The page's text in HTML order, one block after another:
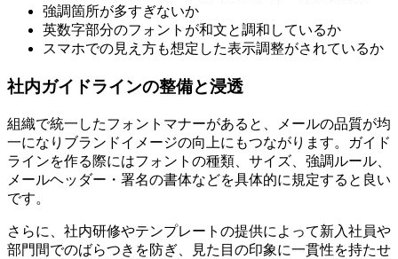
強調箇所が多すぎないか
英数字部分のフォントが和文と調和しているか
スマホでの見え方も想定した表示調整がされているか
社内ガイドラインの整備と浸透
組織で統一したフォントマナーがあると、メールの品質が均
一になりブランドイメージの向上にもつながります。ガイド
ラインを作る際にはフォントの種類、サイズ、強調ルール、
メールヘッダー・署名の書体などを具体的に規定すると良い
です。
さらに、社内研修やテンプレートの提供によって新入社員や
部門間でのばらつきを防ぎ、見た目の印象に一貫性を持たせ